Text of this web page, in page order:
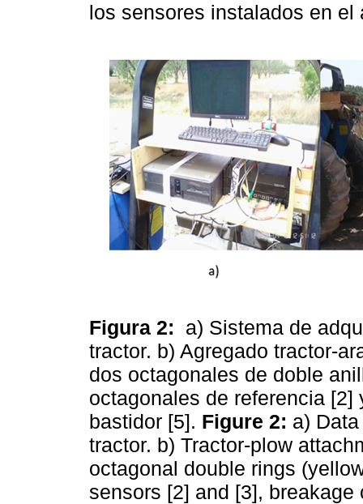
los sensores instalados en el
Figura 2: a) Sistema de
tractor. b) Agregado tractor-
dos octagonales de doble
octagonales de referencia
bastidor [5]. Figure 2: a)
tractor. b) Tractor-plow
octagonal double rings
sensors [2] and [3],